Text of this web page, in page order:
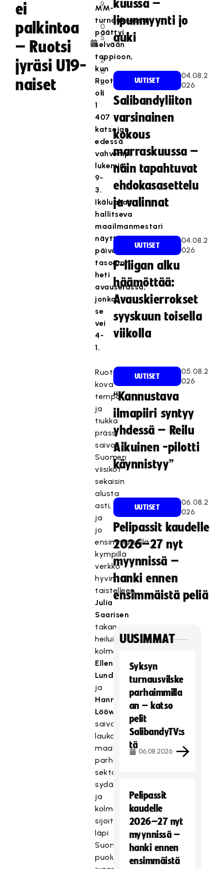
ei
palkintoa
– Ruotsi
jyräsi U19-
naiset
9
.
0
5
.
2
0
2
4
MM-
turnauksessa
päättyi
selvään
tappioon,
kun
Ruotsi
oli
1
407
katsojan
edessä
vahvempi
lukemin
9-
3.
Ikäluokan
hallitseva
maailmanmestari
näytti
päivän
tasoeron
heti
avauserässä,
jonka
se
vei
4-
1.
Ruotsin
kova
tempo
ja
tiukka
prässi
saivat
Suomen
viisikot
sekaisin
alusta
asti,
ja
jo
ensimmäisellä
kympillä
verkko
hyvin
taistelleen
Julia
Saarisen
takana
heilui
kolmesti.
Ellen
Lundin
ja
Hanna
Lööw
saivat
laukoa
maalinsa
parhaan
sektorin
sydämestä,
ja
kolmannen
sijoitti
läpi
Suomen
puolustuksen
kuussa –
lipunmyynti jo
auki
UUTISET
04.08.2
026
Salibandyliiton
varsinainen
kokous
marraskuussa –
näin tapahtuvat
ehdokasasettelu
ja valinnat
UUTISET
04.08.2
026
F-liigan alku
häämöttää:
Avauskierrokset
syyskuun toisella
viikolla
UUTISET
05.08.2
026
“Kannustava
ilmapiiri syntyy
yhdessä – Reilu
Aikuinen -pilotti
käynnistyy”
UUTISET
06.08.2
026
Pelipassit kaudelle
2026–27 nyt
myynnissä –
hanki ennen
ensimmäistä peliä
UUSIMMAT
Syksyn
turnausvilske
parhaimmilla
an – katso
pelit
SalibandyTV:s
tä
06.08.2026
Pelipassit
kaudelle
2026–27 nyt
myynnissä –
hanki ennen
ensimmäistä